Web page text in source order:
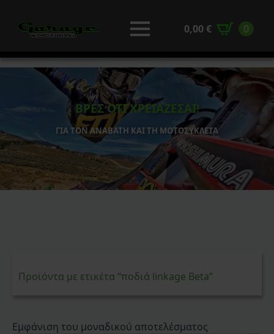
0,00 € 0
ΒΡΕΣ ΟΤΙ ΧΡΕΙΑΖΕΣΑΙ!
ΓΙΑ ΤΟΝ ΑΝΑΒΑΤΗ ΚΑΙ ΤΗ ΜΟΤΟΣΥΚΛΕΤΑ
Προϊόντα με ετικέτα “ποδιά linkage Beta”
Εμφάνιση του μοναδικού αποτελέσματος